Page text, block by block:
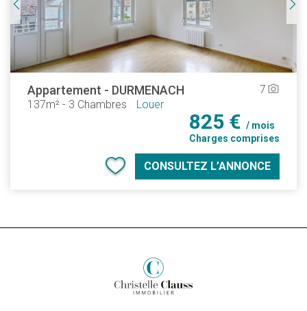
Appartement - DURMENACH
137m² - 3 Chambres Louer
7 camera_alt
825 € / mois
Charges comprises
CONSULTEZ L’ANNONCE